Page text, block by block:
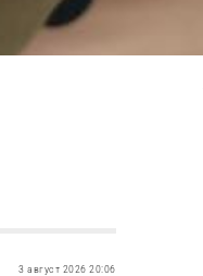
3 август 2026 20:06